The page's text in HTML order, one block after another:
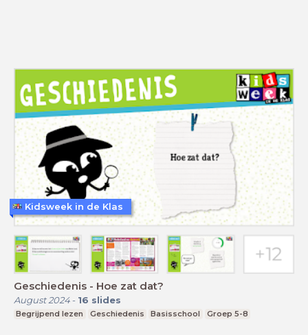
Geschiedenis - Hoe zat dat?
August 2024- 16 slides
Begrijpend lezen Geschiedenis Basisschool Groep 5-8
Kidsweek in de Klas